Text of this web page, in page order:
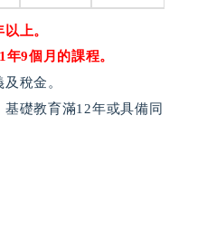
上。
9個月的課程。
稅金。
礎教育滿12年或具備同